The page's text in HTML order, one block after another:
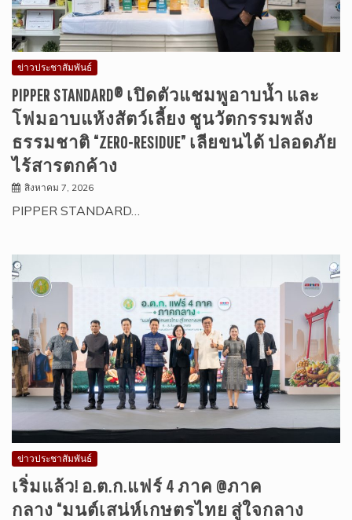
ข่าวประชาสัมพันธ์
PIPPER STANDARD® เปิดตัวแชมพูอาบน้ำ และ
โฟมอาบแห้งสัตว์เลี้ยง ชูนวัตกรรมพลัง
ธรรมชาติ “ZERO-RESIDUE” เลียขนได้ ปลอดภัย
ไร้สารตกค้าง
สิงหาคม 7, 2026
PIPPER STANDARD…
ข่าวประชาสัมพันธ์
เริ่มแล้ว! อ.ต.ก.แฟร์ 4 ภาค @ภาค
กลาง “มนต์เสน่ห์เกษตรไทย สู่ใจกลาง